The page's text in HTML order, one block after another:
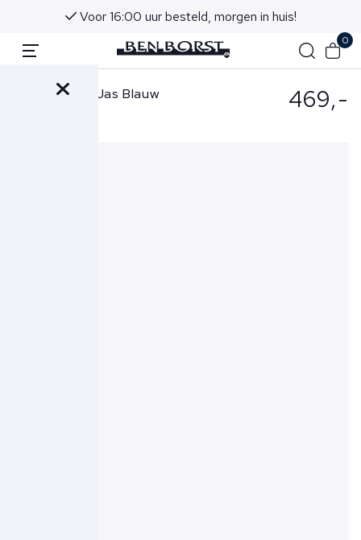
Voor 16:00 uur besteld, morgen in huis!
0
Parajumpers Jas Blauw 469,-